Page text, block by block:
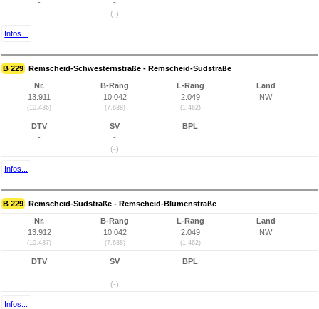
-
-
(-)
Infos...
B 229 Remscheid-Schwesternstraße - Remscheid-Südstraße
Nr.
13.911
(10.436)
B-Rang
10.042
(7.638)
L-Rang
2.049
(1.462)
Land
NW
DTV
-
SV
-
(-)
BPL
Infos...
B 229 Remscheid-Südstraße - Remscheid-Blumenstraße
Nr.
13.912
(10.437)
B-Rang
10.042
(7.638)
L-Rang
2.049
(1.462)
Land
NW
DTV
-
SV
-
(-)
BPL
Infos...